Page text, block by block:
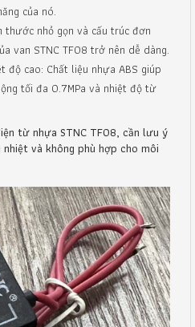
của nó.
nhỏ gọn và cấu trúc đơn
van STNC TF08 trở nên dễ dàng.
độ cao: Chất liệu nhựa ABS giúp
tối đa 0.7MPa và nhiệt độ từ
từ nhựa STNC TF08, cần lưu ý
và không phù hợp cho môi